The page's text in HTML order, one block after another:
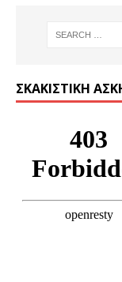
ΣΚΑΚΙΣΤΙΚΉ